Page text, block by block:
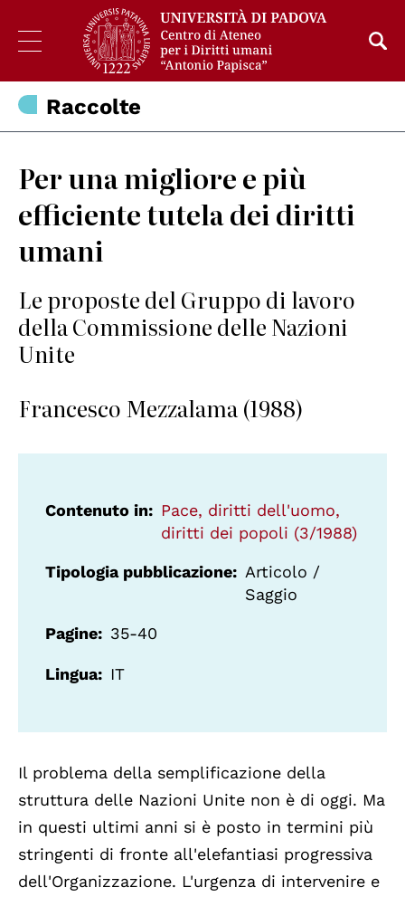
Raccolte
Per una migliore e più
efficiente tutela dei diritti
umani
Le proposte del Gruppo di lavoro
della Commissione delle Nazioni
Unite
Francesco Mezzalama (1988)
Contenuto in
Pace, diritti dell'uomo,
diritti dei popoli (3/1988)
Tipologia pubblicazione
Articolo /
Saggio
Pagine 35-40
Lingua IT
Il problema della semplificazione della
struttura delle Nazioni Unite non è di oggi. Ma
in questi ultimi anni si è posto in termini più
stringenti di fronte all'elefantiasi progressiva
dell'Organizzazione. L'urgenza di intervenire e